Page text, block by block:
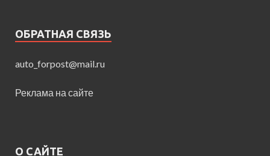
ОБРАТНАЯ СВЯЗЬ
auto_forpost@mail.ru
Реклама на сайте
О САЙТЕ